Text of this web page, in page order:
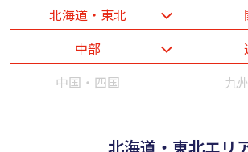
北海道・東北
中部
中国・四国
九
北海道・東北エリ